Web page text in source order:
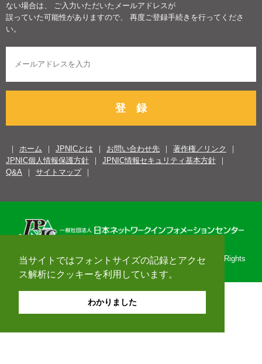
当サイトではフォントサイズの記録とアクセ
ス解析にクッキーを利用しています。
わかりました
ない場合は、 ご入力いただいたメールアドレスが
誤っていた可能性がありますので、 再度ご登録手続きを行ってくださ
い。
登 録
ホーム JPNICとは お問い合わせ先
著作権／リンク
JPNIC個人情報保護方針
JPNIC情報セキュリティ基本方針
Q&A
サイトマップ
Copyright© 1996-2026 Japan Network Information Center. All Rights
Reserved.